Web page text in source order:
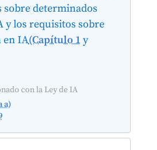
determinados
y los requisitos sobre
en IA(Capítulo 1y
con la Ley de IA
a)